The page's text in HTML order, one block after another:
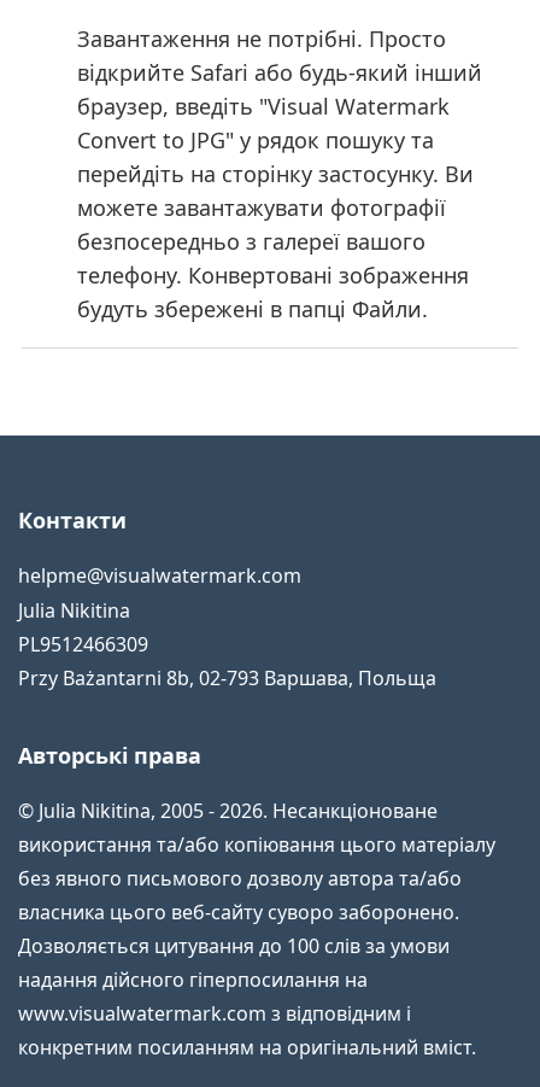
Завантаження не потрібні. Просто
відкрийте Safari або будь-який інший
браузер, введіть "Visual Watermark
Convert to JPG" у рядок пошуку та
перейдіть на сторінку застосунку. Ви
можете завантажувати фотографії
безпосередньо з галереї вашого
телефону. Конвертовані зображення
будуть збережені в папці Файли.
Контакти
helpme@visualwatermark.com
Julia Nikitina
PL9512466309
Przy Bażantarni 8b, 02-793 Варшава, Польща
Авторські права
© Julia Nikitina, 2005 - 2026. Несанкціоноване
використання та/або копіювання цього матеріалу
без явного письмового дозволу автора та/або
власника цього веб-сайту суворо заборонено.
Дозволяється цитування до 100 слів за умови
надання дійсного гіперпосилання на
www.visualwatermark.com з відповідним і
конкретним посиланням на оригінальний вміст.